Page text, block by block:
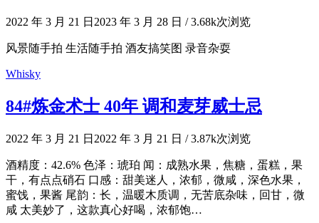
2022 年 3 月 21 日 2023 年 3 月 28 日 /3.68k次浏览
风景随手拍 生活随手拍 酒友搞笑图 录音杂耍
Whisky
84#炼金术士 40年 调和麦芽威士忌
2022 年 3 月 21 日 2022 年 3 月 21 日 /3.87k次浏览
酒精度：42.6% 色泽：琥珀 闻：成熟水果，焦糖，蛋糕，果
干，有点点硝石 口感：甜美迷人，浓郁，微咸，深色水果，
蜜饯，果酱 尾韵：长，温暖木质调，无苦底杂味，回甘，微
咸 太美妙了，这款真心好喝，浓郁饱…